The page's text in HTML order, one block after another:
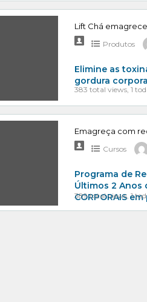
Lift Chá
Produtos
Elimine as
gordura
383 total views, 1
Cursos
Programa de
Últimos 2 Anos
CORPORAIS
389 total views, 1